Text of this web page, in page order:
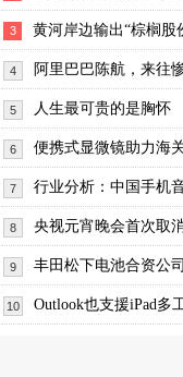
3 黄河岸边输出“棕榈股
4 阿里巴巴陈航，来往
5 人生最可贵的是胸怀
6 便携式显微镜助力海
7 行业分析：中国手机
8 央视元宵晚会首次取
9 丰田松下电池合资公
10 Outlook也支援iPad多